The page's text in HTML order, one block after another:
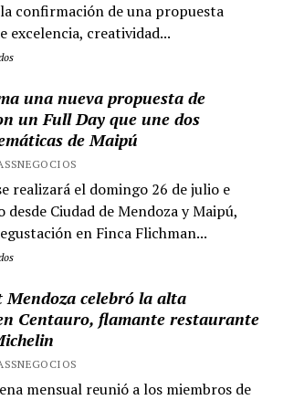
confirmación de una propuesta
excelencia, creatividad...
una nueva propuesta de
un Full Day que une dos
de Maipú
realizará el domingo 26 de julio e
Ciudad de Mendoza y Maipú,
en Finca Flichman...
Mendoza celebró la alta
Centauro, flamante restaurante
mensual reunió a los miembros de